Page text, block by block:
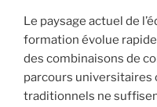
Le paysage actuel de
formation évolue
des combinaisons de
parcours universitaires
traditionnels ne